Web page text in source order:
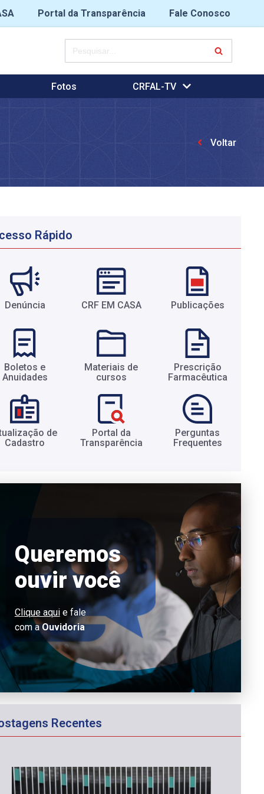
Portal da Transparência
Fale Conosco
Fotos CRFAL-TV
Voltar
Rápido
Denúncia CRF EM CASA Publicações
Boletos e
Anuidades​
Materiais de
cursos​
Prescrição
Farmacêutica​
de
Cadastro​
Portal da
Transparência​
Perguntas
Frequentes​
Queremos
ouvir você
Clique aquie fale
com aOuvidoria
Recentes